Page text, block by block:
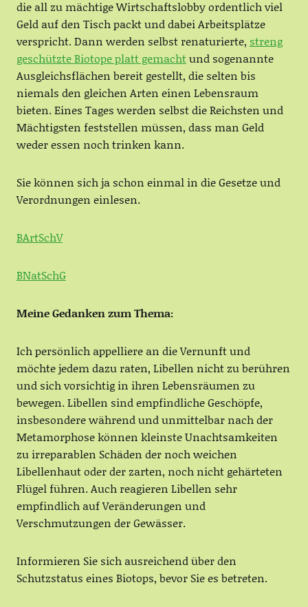
die all zu mächtige Wirtschaftslobby ordentlich viel
Geld auf den Tisch packt und dabei Arbeitsplätze
verspricht. Dann werden selbst renaturierte, streng
geschützte Biotope platt gemachtund sogenannte
Ausgleichsflächen bereit gestellt, die selten bis
niemals den gleichen Arten einen Lebensraum
bieten. Eines Tages werden selbst die Reichsten und
Mächtigsten feststellen müssen, dass man Geld
weder essen noch trinken kann.
Sie können sich ja schon einmal in die Gesetze und
Verordnungen einlesen.
BArtSchV
BNatSchG
Meine Gedanken zum Thema:
Ich persönlich appelliere an die Vernunft und
möchte jedem dazu raten, Libellen nicht zu berühren
und sich vorsichtig in ihren Lebensräumen zu
bewegen. Libellen sind empfindliche Geschöpfe,
insbesondere während und unmittelbar nach der
Metamorphose können kleinste Unachtsamkeiten
zu irreparablen Schäden der noch weichen
Libellenhaut oder der zarten, noch nicht gehärteten
Flügel führen. Auch reagieren Libellen sehr
empfindlich auf Veränderungen und
Verschmutzungen der Gewässer.
Informieren Sie sich ausreichend über den
Schutzstatus eines Biotops, bevor Sie es betreten.